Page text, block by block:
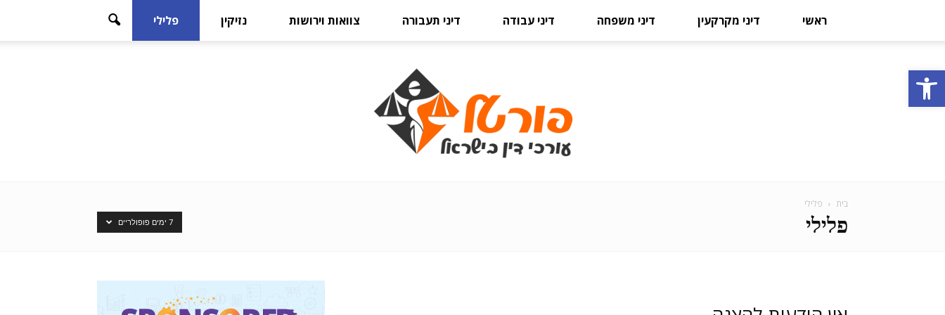
פתח סרגל נגישות
ראשי דיני מקרקעין דיני משפחה דיני עבודה דיני תעבורה צוואות וירושות נזיקין פלילי
בית פלילי
פלילי 7 ימים פופולריים